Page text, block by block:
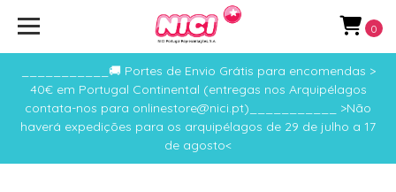
___________🚚 Portes de Envio Grátis para encomendas >
40€ em Portugal Continental (entregas nos Arquipélagos
contata-nos para onlinestore@nici.pt)___________ >Não
haverá expedições para os arquipélagos de 29 de julho a 17
de agosto<
0